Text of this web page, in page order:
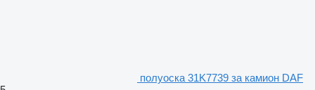
полуоска 31K7739 за камион DAF